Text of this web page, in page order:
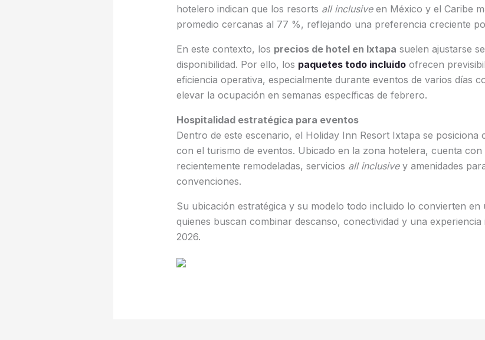
hotelero indican que los resorts all inclusiveen México y el Caribe
promedio cercanas al 77 %, reflejando una preferencia creciente
En este contexto, los precios de hotel en Ixtapa suelen ajustarse
disponibilidad. Por ello, los paquetes todo incluidoofrecen
eficiencia operativa, especialmente durante eventos de varios días
elevar la ocupación en semanas específicas de febrero.
Hospitalidad estratégica para eventos
Dentro de este escenario, el Holiday Inn Resort Ixtapa se posiciona
con el turismo de eventos. Ubicado en la zona hotelera, cuenta con
recientemente remodeladas, servicios all inclusivey amenidades
convenciones.
Su ubicación estratégica y su modelo todo incluido lo convierten en
quienes buscan combinar descanso, conectividad y una
2026.